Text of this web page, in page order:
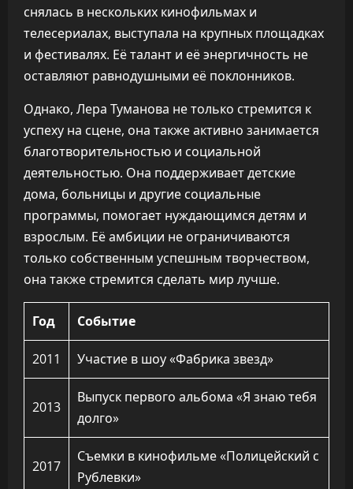
снялась в нескольких кинофильмах и
телесериалах, выступала на крупных площадках
и фестивалях. Её талант и её энергичность не
оставляют равнодушными её поклонников.
Однако, Лера Туманова не только стремится к
успеху на сцене, она также активно занимается
благотворительностью и социальной
деятельностью. Она поддерживает детские
дома, больницы и другие социальные
программы, помогает нуждающимся детям и
взрослым. Её амбиции не ограничиваются
только собственным успешным творчеством,
она также стремится сделать мир лучше.
Год Событие
2011 Участие в шоу «Фабрика звезд»
2013
Выпуск первого альбома «Я знаю тебя
долго»
2017
Съемки в кинофильме «Полицейский с
Рублевки»